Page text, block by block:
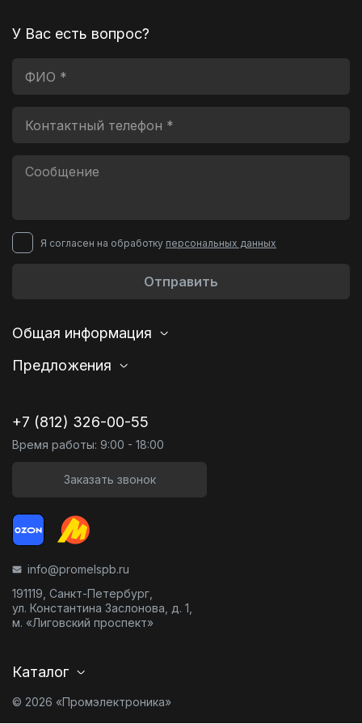
У Вас есть вопрос?
Я согласен на обработку персональных данных
Отправить
Общая информация
Предложения
+7 (812) 326-00-55
Время работы: 9:00 - 18:00
Заказать звонок
info@promelspb.ru
191119, Санкт-Петербург,
ул. Константина Заслонова, д. 1,
м. «Лиговский проспект»
Каталог
© 2026 «Промэлектроника»